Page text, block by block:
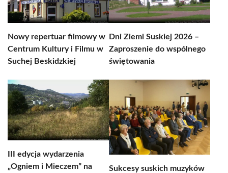
Nowy repertuar filmowy w
Centrum Kultury i Filmu w
Suchej Beskidzkiej
Dni Ziemi Suskiej 2026 –
Zaproszenie do wspólnego
świętowania
III edycja wydarzenia
„Ogniem i Mieczem” na
Sukcesy suskich muzyków